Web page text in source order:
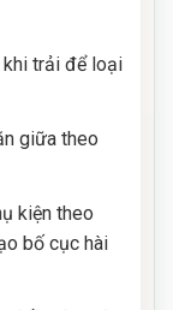
khi trải để loại
giữa theo
kiện theo
bố cục hài